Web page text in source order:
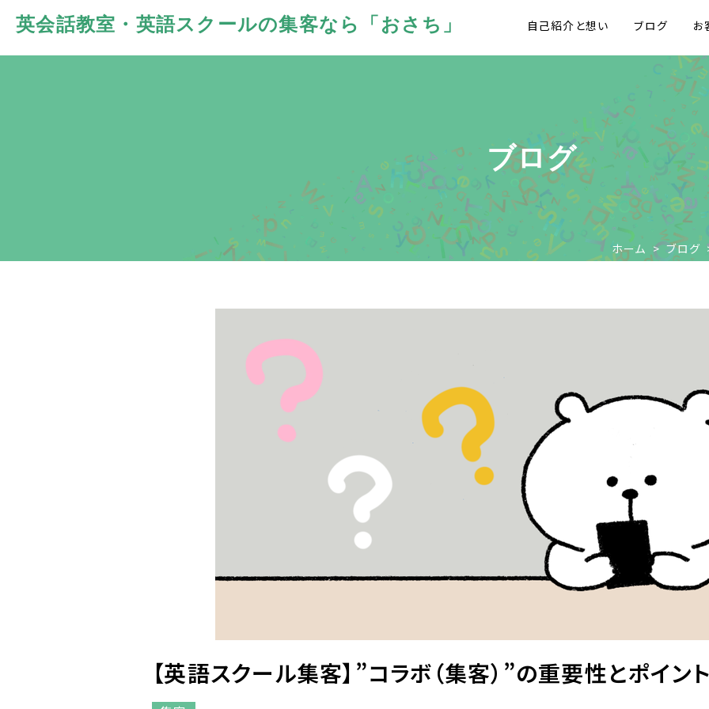
英会話教室・英語スクールの集客なら「おさち」 自己紹介と想い ブログ お
ブログ
ホーム > ブログ
【英語スクール集客】”コラボ（集客）”の重要性とポイン